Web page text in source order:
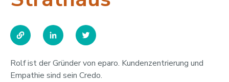
Rolf ist der Gründer von eparo. Kundenzentrierung und
Empathie sind sein Credo.